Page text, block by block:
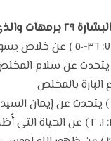
الثانى من كيهك
بالمخلص